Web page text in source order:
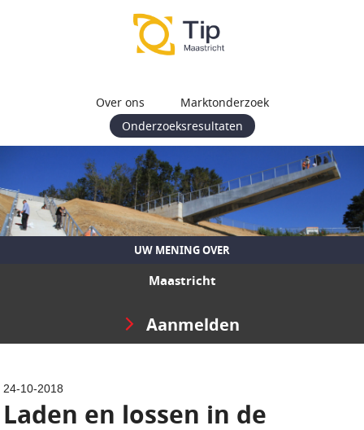
Over ons
Marktonderzoek
Onderzoeksresultaten
UW MENING OVER
Maastricht
Aanmelden
24-10-2018
Laden en lossen in de